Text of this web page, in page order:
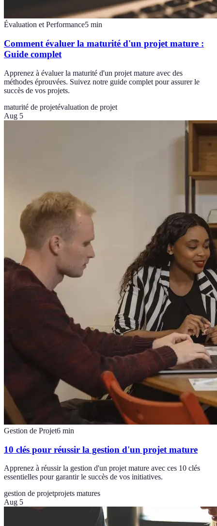
Évaluation et Performance5 min
Comment évaluer la maturité d'un projet mature :
Guide complet
Apprenez à évaluer la maturité d'un projet mature avec des
méthodes éprouvées. Suivez notre guide complet pour assurer le
succès de vos projets.
maturité de projetévaluation de projet
Aug 5
Gestion de Projet6 min
10 clés pour réussir la gestion d'un projet mature
Apprenez à réussir la gestion d'un projet mature avec ces 10 clés
essentielles pour garantir le succès de vos initiatives.
gestion de projetprojets matures
Aug 5